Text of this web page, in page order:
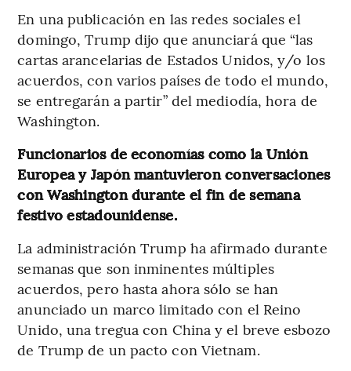
En una publicación en las redes sociales el
domingo, Trump dijo que anunciará que “las
cartas arancelarias de Estados Unidos, y/o los
acuerdos, con varios países de todo el mundo,
se entregarán a partir” del mediodía, hora de
Washington.
Funcionarios de economías como la Unión
Europea y Japón mantuvieron conversaciones
con Washington durante el fin de semana
festivo estadounidense.
La administración Trump ha afirmado durante
semanas que son inminentes múltiples
acuerdos, pero hasta ahora sólo se han
anunciado un marco limitado con el Reino
Unido, una tregua con China y el breve esbozo
de Trump de un pacto con Vietnam.